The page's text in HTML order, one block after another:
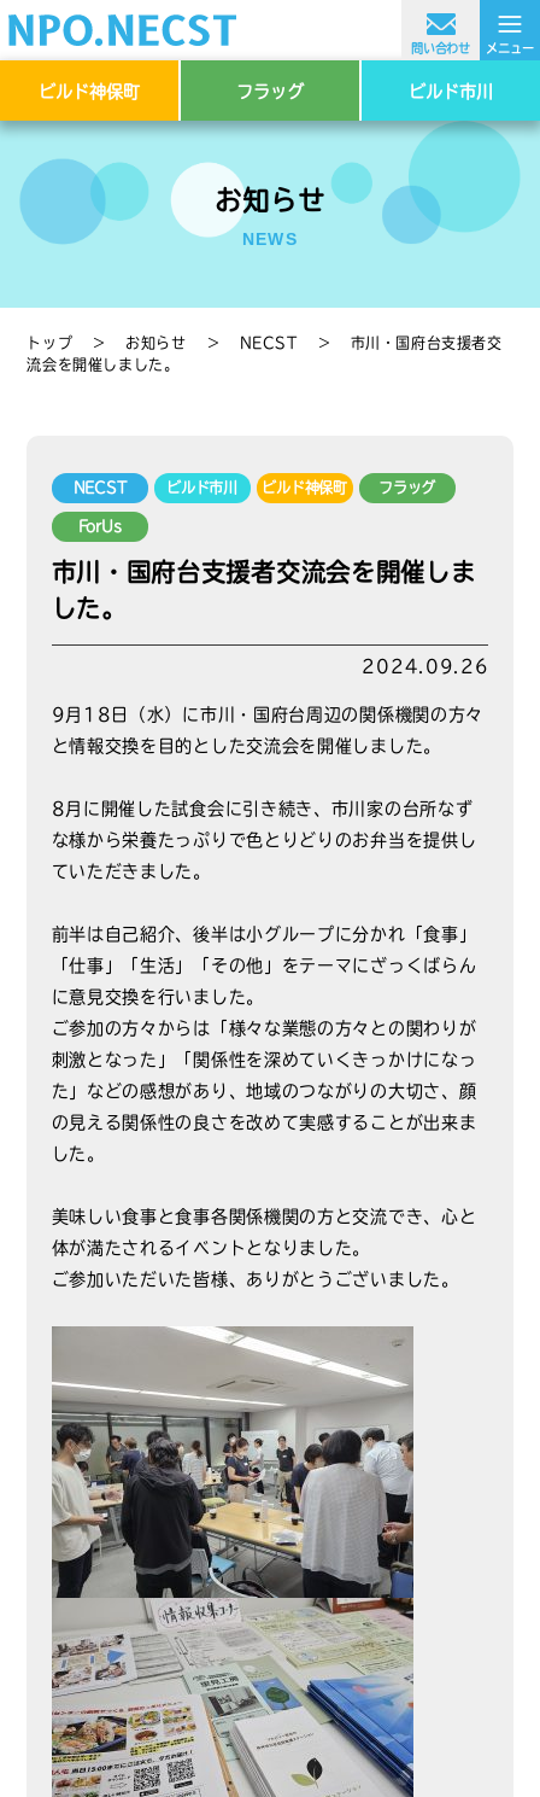
≡
メニュー
問い合わせ
ビルド神保町 フラッグ ビルド市川
お知らせ
NEWS
トップ ＞ お知らせ ＞ NECST＞ 市川・国府台支援者交
流会を開催しました。
NECST ビルド市川 ビルド神保町 フラッグ
ForUs
市川・国府台支援者交流会を開催しま
した。
2024.09.26
9月18日（水）に市川・国府台周辺の関係機関の方々
と情報交換を目的とした交流会を開催しました。
8月に開催した試食会に引き続き、市川家の台所なず
な様から栄養たっぷりで色とりどりのお弁当を提供し
ていただきました。
前半は自己紹介、後半は小グループに分かれ「食事」
「仕事」「生活」「その他」をテーマにざっくばらん
に意見交換を行いました。
ご参加の方々からは「様々な業態の方々との関わりが
刺激となった」「関係性を深めていくきっかけになっ
た」などの感想があり、地域のつながりの大切さ、顔
の見える関係性の良さを改めて実感することが出来ま
した。
美味しい食事と食事各関係機関の方と交流でき、心と
体が満たされるイベントとなりました。
ご参加いただいた皆様、ありがとうございました。